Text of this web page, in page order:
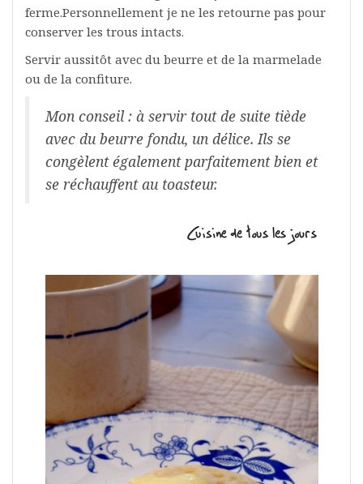
ferme.Personnellement je ne les retourne pas pour
conserver les trous intacts.
Servir aussitôt avec du beurre et de la marmelade
ou de la confiture.
Mon conseil : à servir tout de suite tiède
avec du beurre fondu, un délice. Ils se
congèlent également parfaitement bien et
se réchauffent au toasteur.